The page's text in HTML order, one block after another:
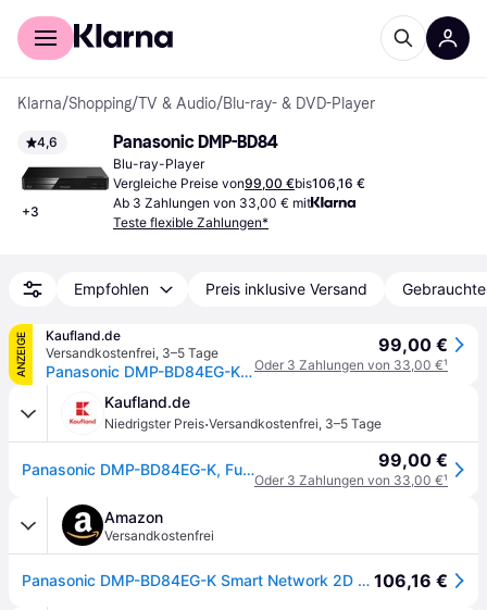
Für Shopper
Klarna/Shopping/TV & Audio/Blu-ray- & DVD-Player
4,6
+3
Panasonic DMP-BD84
Blu-ray-Player
Vergleiche Preise von99,00 €bis106,16 €
Ab 3 Zahlungen von 33,00 € mit
Teste flexible Zahlungen*
Empfohlen Preis inklusive Versand
ANZEIGE
Kaufland.de
Versandkostenfrei, 3–5 Tage
Panasonic DMP-BD84EG-K, Full HD, NTSC, PAL, DTS-HD, DTS-HD HR, DTS-HD Master Audio, Dolby Digital, Dolby Digital Plus, 5.1 Kanäle, AVCHD, BDMV, MKV, MP4, XVID, AAC, ALAC, FLAC, MP3, WAV, WMA
99,00 €
Oder 3 Zahlungen von 33,00 €¹
Kaufland.de
Niedrigster Preis·Versandkostenfrei, 3–5 Tage
Panasonic DMP-BD84EG-K, Full HD, NTSC, PAL, DTS-HD, DTS-HD HR, DTS-HD Master Audio, Dolby Digital, Dolby Digital Plus, 5.1 Kanäle, AVCHD, BDMV, MKV, MP4, XVID, AAC, ALAC, FLAC, MP3, WAV, WMA 99,00 €
Oder 3 Zahlungen von 33,00 €¹
Amazon
Versandkostenfrei
Panasonic DMP-BD84EG-K Smart Network 2D Blu-ray DVD-Player, Internet-Apps, hochauflösendes Audio, Wiedergabe von externer Festplatte, USB, Ethernet, kompaktes Design, Schwarz 106,16 €